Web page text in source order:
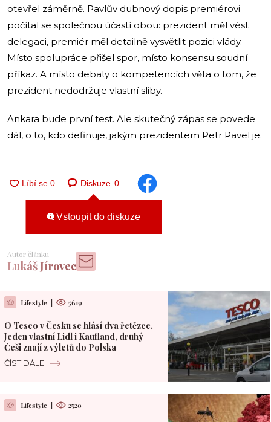
otevřel záměrně. Pavlův dubnový dopis premiérovi
počítal se společnou účastí obou: prezident měl vést
delegaci, premiér měl detailně vysvětlit pozici vlády.
Místo spolupráce přišel spor, místo konsensu soudní
příkaz. A místo debaty o kompetencích věta o tom, že
prezident nedodržuje vlastní sliby.
Ankara bude první test. Ale skutečný zápas se povede
dál, o to, kdo definuje, jakým prezidentem Petr Pavel je.
Diskuze 0
Vstoupit do diskuze
Autor článku
Lukáš Jírovec
Lifestyle 5619
O Tesco v Česku se hlásí dva řetězce.
Jeden vlastní Lidl i Kaufland, druhý
Češi znají z výletů do Polska
ČÍST DÁLE
Lifestyle 2520